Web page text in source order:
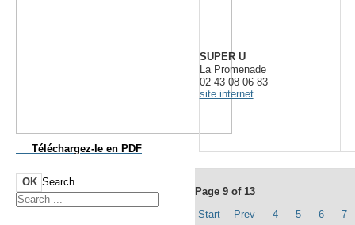
Téléchargez-le en PDF
OK Search ...
SUPER U
La Promenade
02 43 08 06 83
site internet
Page 9 of 13
Start
Prev 4 5 6 7